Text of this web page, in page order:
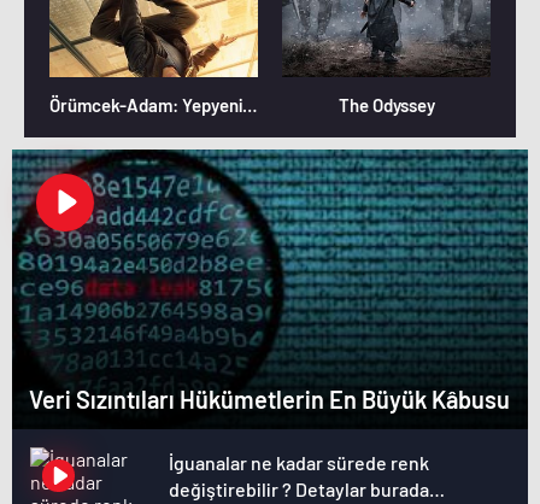
The Odyssey
Veri Sızıntıları Hükümetlerin En Büyük Kâbusu
İguanalar ne kadar sürede renk
değiştirebilir ? Detaylar burada…